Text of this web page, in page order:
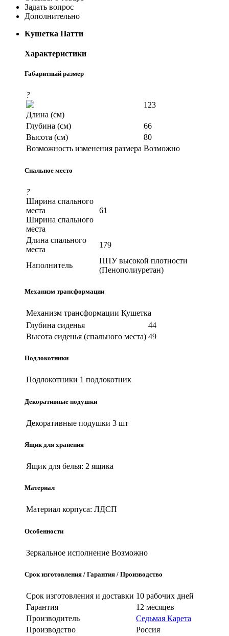
Задать вопрос
Дополнительно
Кушетка Патти
Характеристики
Габаритный размер
?
Длина (см)
123
Глубина (см)
66
Высота (см)
80
Возможность изменения размера Возможно
Спальное место
?
Ширина спального
места
Ширина спального
места
61
Длина спального
места
179
Наполнитель
ППУ высокой плотности
(Пенополиуретан)
Механизм трансформации
Механизм трансформации Кушетка
Глубина сиденья
44
Высота сиденья (спального места) 49
Подлокотники
Подлокотники 1 подлокотник
Декоративные подушки
Декоративные подушки 3 шт
Ящик для хранения
Ящик для белья: 2 ящика
Материал
Материал корпуса: ЛДСП
Особенности
Зеркальное исполнение Возможно
Срок изготовления / Гарантия / Производство
Срок изготовления и доставки 10 рабочих дней
Гарантия
12 месяцев
Производитель
Седьмая Карета
Производство
Россия